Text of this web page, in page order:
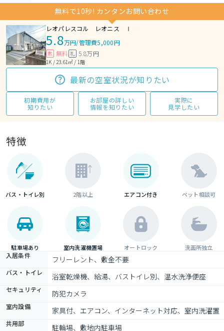
無料で10秒! カンタンお問い合わせ
レオパレスコル レオニス Ⅰ
5.8万円/管理費5,000円
敷 無料 礼 5.8万円
1K / 23.61㎡ / 1階
最新の空室状況が知りたい
初期費用が
知りたい
お部屋の詳しい
情報を知りたい
実際に
見学したい
特徴
バス・トイレ別 2階以上 エアコン付き ペット相談可
駐車場あり 室内洗濯機置場 オートロック 洗面所独立
入居条件 フリーレント、敷金不要
バス・トイレ 浴室乾燥機、給湯、バストイレ別、温水洗浄便座
セキュリティ 防犯カメラ
室内設備 家具付、エアコン、インターネット対応、室内洗濯置
共用部 駐輪場、敷地内駐車場